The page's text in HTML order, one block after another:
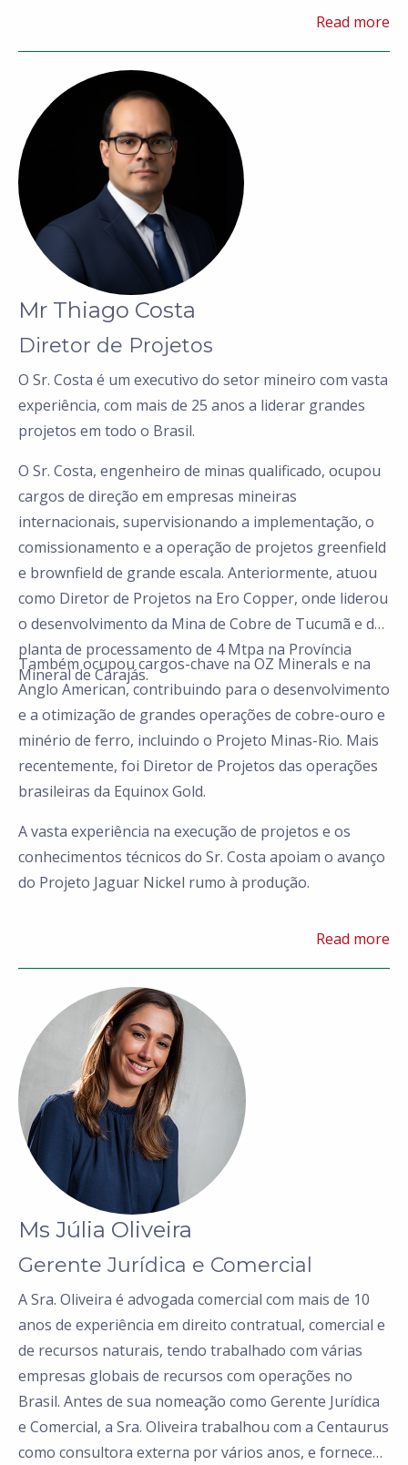
de Empreendimento da Crusader Resources
trabalhando no Brasil e Gerente Geral (Operações) da
CGA Mining.
Read more
Mr Thiago Costa
Diretor de Projetos
O Sr. Costa é um executivo do setor mineiro com vasta
experiência, com mais de 25 anos a liderar grandes
projetos em todo o Brasil.
O Sr. Costa, engenheiro de minas qualificado, ocupou
cargos de direção em empresas mineiras
internacionais, supervisionando a implementação, o
comissionamento e a operação de projetos greenfield
e brownfield de grande escala. Anteriormente, atuou
como Diretor de Projetos na Ero Copper, onde liderou
o desenvolvimento da Mina de Cobre de Tucumã e da
planta de processamento de 4 Mtpa na Província
Mineral de Carajás.
Também ocupou cargos-chave na OZ Minerals e na
Anglo American, contribuindo para o desenvolvimento
e a otimização de grandes operações de cobre-ouro e
minério de ferro, incluindo o Projeto Minas-Rio. Mais
recentemente, foi Diretor de Projetos das operações
brasileiras da Equinox Gold.
A vasta experiência na execução de projetos e os
conhecimentos técnicos do Sr. Costa apoiam o avanço
do Projeto Jaguar Nickel rumo à produção.
Read more
Ms Júlia Oliveira
Gerente Jurídica e Comercial
A Sra. Oliveira é advogada comercial com mais de 10
anos de experiência em direito contratual, comercial e
de recursos naturais, tendo trabalhado com várias
empresas globais de recursos com operações no
Brasil. Antes de sua nomeação como Gerente Jurídica
e Comercial, a Sra. Oliveira trabalhou com a Centaurus
como consultora externa por vários anos, e forneceu